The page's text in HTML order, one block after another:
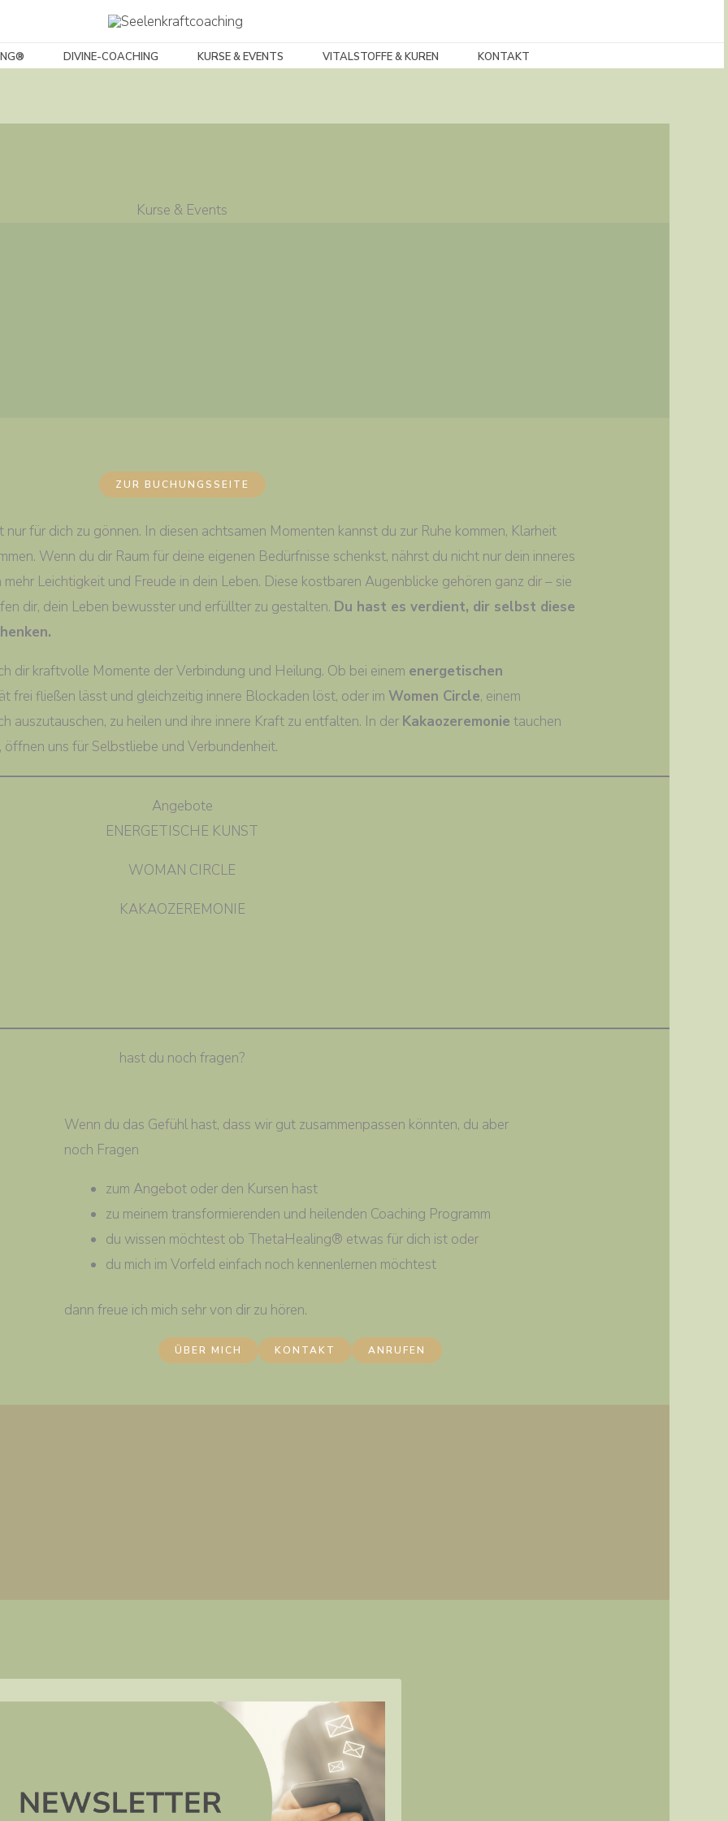
DIVINE-COACHING KURSE & EVENTS VITALSTOFFE & KUREN KONTAKT
Kurse & Events
ZUR BUCHUNGSSEITE
für dich zu gönnen. In diesen achtsamen Momenten kannst du zur Ruhe kommen, Klarheit
Wenn du dir Raum für deine eigenen Bedürfnisse schenkst, nährst du nicht nur dein inneres
Leichtigkeit und Freude in dein Leben. Diese kostbaren Augenblicke gehören ganz dir – sie
dir, dein Leben bewusster und erfüllter zu gestalten. Du hast es verdient, dir selbst diese
dir kraftvolle Momente der Verbindung und Heilung. Ob bei einem energetischen
frei fließen lässt und gleichzeitig innere Blockaden löst, oder imWomen Circle, einem
auszutauschen, zu heilen und ihre innere Kraft zu entfalten. In der Kakaozeremonie tauchen
öffnen uns für Selbstliebe und Verbundenheit.
Angebote
ENERGETISCHE KUNST
WOMAN CIRCLE
KAKAOZEREMONIE
hast du noch fragen?
Wenn du das Gefühl hast, dass wir gut zusammenpassen könnten, du aber
noch Fragen
zum Angebot oder den Kursen hast
zu meinem transformierenden und heilenden Coaching Programm
du wissen möchtest ob ThetaHealing® etwas für dich ist oder
du mich im Vorfeld einfach noch kennenlernen möchtest
dann freue ich mich sehr von dir zu hören.
ÜBER MICH KONTAKT ANRUFEN